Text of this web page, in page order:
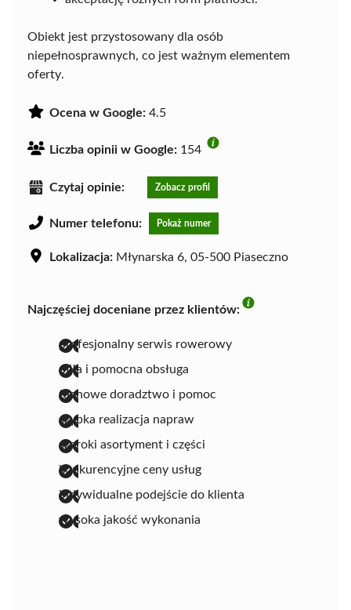
Obiekt jest przystosowany dla osób
niepełnosprawnych, co jest ważnym elementem
oferty.
Ocena w Google: 4.5
Liczba opinii w Google: 154
Czytaj opinie: Zobacz profil
Numer telefonu: Pokaż numer
Lokalizacja: Młynarska 6, 05-500 Piaseczno
Najczęściej doceniane przez klientów:
profesjonalny serwis rowerowy
miła i pomocna obsługa
fachowe doradztwo i pomoc
szybka realizacja napraw
szeroki asortyment i części
konkurencyjne ceny usług
indywidualne podejście do klienta
wysoka jakość wykonania